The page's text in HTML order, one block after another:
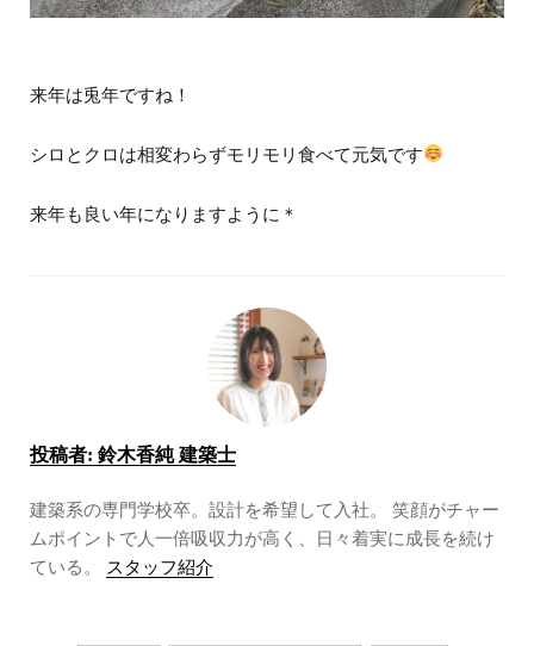
来年は兎年ですね！
シロとクロは相変わらずモリモリ食べて元気です
来年も良い年になりますように＊
投稿者: 鈴木香純 建築士
建築系の専門学校卒。設計を希望して入社。 笑顔がチャー
ムポイントで人一倍吸収力が高く、日々着実に成長を続け
ている。
スタッフ紹介